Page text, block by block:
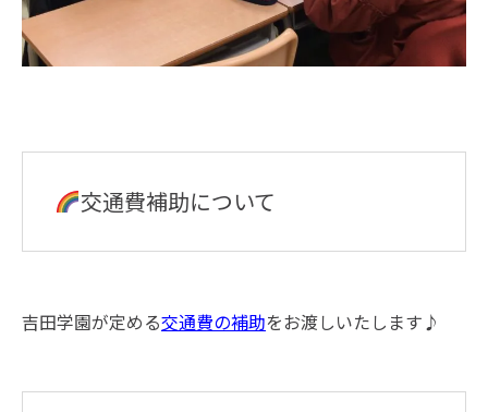
交通費補助について
吉田学園が定める交通費の補助をお渡しいたします♪